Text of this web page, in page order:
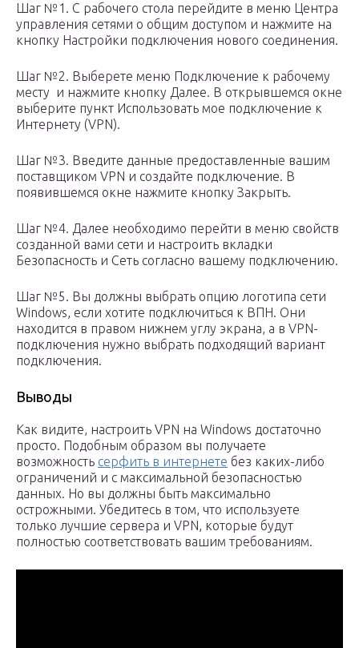
Шаг №1. С рабочего стола перейдите в меню Центра
управления сетями о общим доступом и нажмите на
кнопку Настройки подключения нового соединения.
Шаг №2. Выберете меню Подключение к рабочему
месту и нажмите кнопку Далее. В открывшемся окне
выберите пункт Использовать мое подключение к
Интернету (VPN).
Шаг №3. Введите данные предоставленные вашим
поставщиком VPN и создайте подключение. В
появившемся окне нажмите кнопку Закрыть.
Шаг №4. Далее необходимо перейти в меню свойств
созданной вами сети и настроить вкладки
Безопасность и Сеть согласно вашему подключению.
Шаг №5. Вы должны выбрать опцию логотипа сети
Windows, если хотите подключиться к ВПН. Они
находится в правом нижнем углу экрана, а в VPN-
подключения нужно выбрать подходящий вариант
подключения.
Выводы
Как видите, настроить VPN на Windows достаточно
просто. Подобным образом вы получаете
возможность серфить в интернете без каких-либо
ограничений и с максимальной безопасностью
данных. Но вы должны быть максимально
острожными. Убедитесь в том, что используете
только лучшие сервера и VPN, которые будут
полностью соответствовать вашим требованиям.